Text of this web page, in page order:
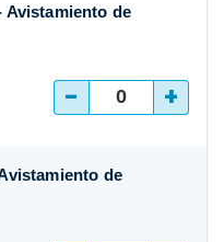
Avistamiento de
- +
de